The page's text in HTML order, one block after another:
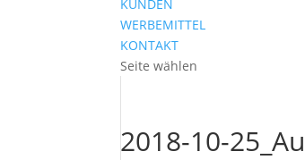
KUNDEN
WERBEMITTEL
KONTAKT
Seite wählen
2018-10-